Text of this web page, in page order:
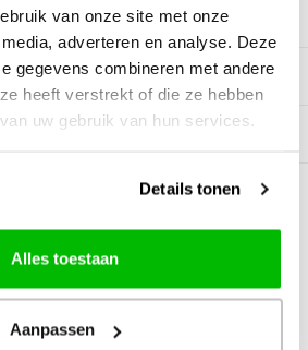
van onze site met onze
adverteren en analyse. Deze
gegevens combineren met andere
heeft verstrekt of die ze hebben
uw gebruik van hun services.
Details tonen
Alles toestaan
Aanpassen